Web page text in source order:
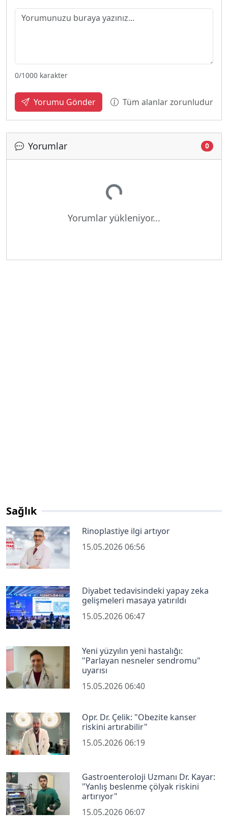
0/1000 karakter
Yorumu Gönder Tüm alanlar zorunludur
Yorumlar 0
Yükleniyor...
Yorumlar yükleniyor...
Sağlık
Rinoplastiye ilgi artıyor
15.05.2026 06:56
Diyabet tedavisindeki yapay zeka
gelişmeleri masaya yatırıldı
15.05.2026 06:47
Yeni yüzyılın yeni hastalığı:
"Parlayan nesneler sendromu"
uyarısı
15.05.2026 06:40
Opr. Dr. Çelik: "Obezite kanser
riskini artırabilir"
15.05.2026 06:19
Gastroenteroloji Uzmanı Dr. Kayar:
"Yanlış beslenme çölyak riskini
artırıyor"
15.05.2026 06:07